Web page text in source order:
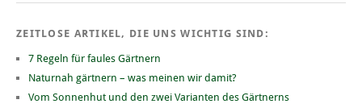
ZEITLOSE ARTIKEL, DIE UNS WICHTIG SIND:
7 Regeln für faules Gärtnern
Naturnah gärtnern – was meinen wir damit?
Vom Sonnenhut und den zwei Varianten des Gärtnerns